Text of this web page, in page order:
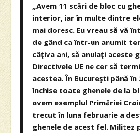
„Avem 11 scări de bloc cu
interior, iar în multe dintre
mai doresc. Eu vreau să vă
de gând ca într-un anumit
câţiva ani, să anulaţi aceste
Directivele UE ne cer să
acestea. În Bucureşti până în
închise toate ghenele de la
avem exemplul Primăriei
trecut în luna februarie a
ghenele de acest fel. Militez